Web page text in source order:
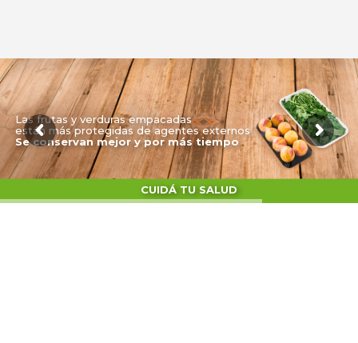
CUIDÁ TU SALUD
Se conservan mejor y por más tiempo